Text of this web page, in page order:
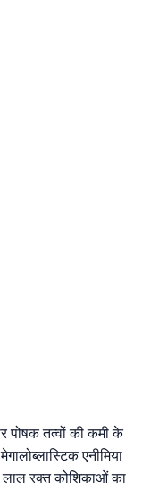
पोषक तत्वों की कमी के
एनीमिया
लाल रक्त कोशिकाओं का